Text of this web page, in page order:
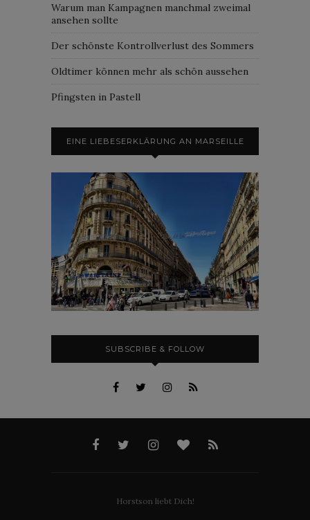
Warum man Kampagnen manchmal zweimal
ansehen sollte
Der schönste Kontrollverlust des Sommers
Oldtimer können mehr als schön aussehen
Pfingsten in Pastell
EINE LIEBESERKLÄRUNG AN MARSEILLE
SUBSCRIBE & FOLLOW
Horstson liebt Dich!